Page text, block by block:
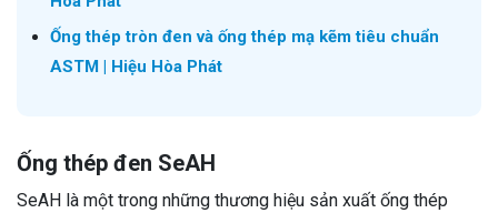
Ống thép tròn đen và ống thép mạ kẽm tiêu chuẩn
ASTM | Hiệu Hòa Phát
Ống thép đen SeAH
SeAH là một trong những thương hiệu sản xuất ống thép